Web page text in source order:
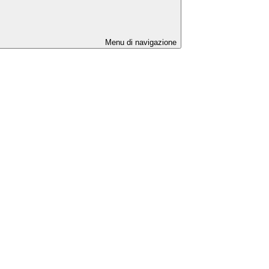
Menu di navigazione